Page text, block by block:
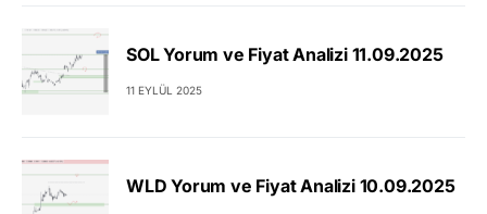
SOL Yorum ve Fiyat Analizi 11.09.2025
11 EYLÜL 2025
WLD Yorum ve Fiyat Analizi 10.09.2025